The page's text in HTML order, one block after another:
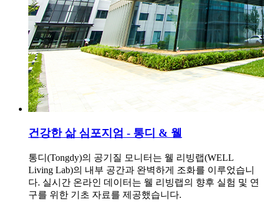
건강한 삶 심포지엄 - 통디 & 웰
통디(Tongdy)의 공기질 모니터는 웰 리빙랩(WELL
Living Lab)의 내부 공간과 완벽하게 조화를 이루었습니
다. 실시간 온라인 데이터는 웰 리빙랩의 향후 실험 및 연
구를 위한 기초 자료를 제공했습니다.